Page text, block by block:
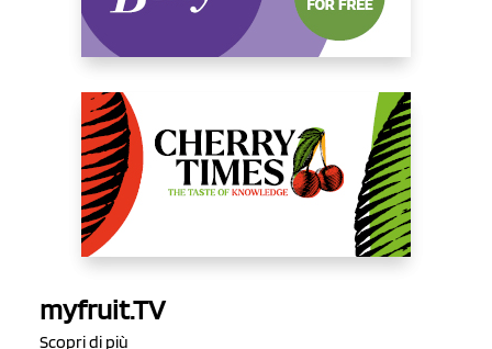
myfruit.TV
Scopri di più